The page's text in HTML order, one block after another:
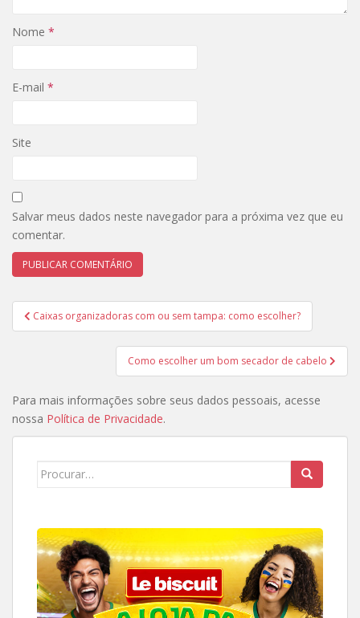
Nome *
E-mail *
Site
Salvar meus dados neste navegador para a próxima vez que eu
comentar.
Navegação
de
Caixas organizadoras com ou sem tampa: como escolher?
Como escolher um bom secador de cabelo
Para mais informações sobre seus dados pessoais, acesse
nossa Política de Privacidade.
Search